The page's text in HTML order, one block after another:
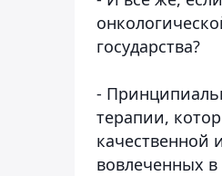
государства?
-
терапии,
качественной
вовлеченных